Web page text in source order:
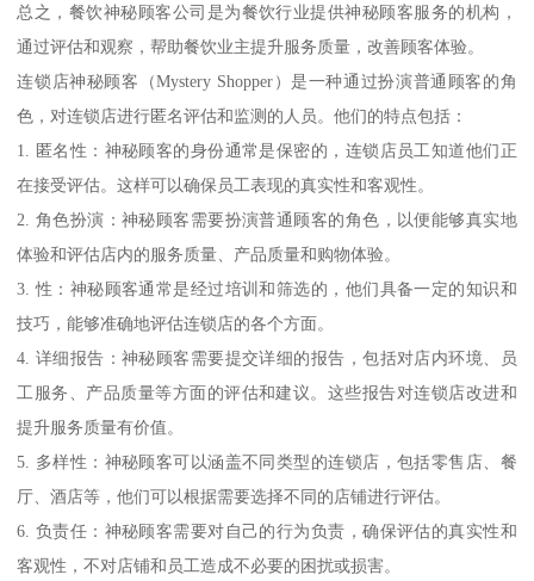
总之，餐饮神秘顾客公司是为餐饮行业提供神秘顾客服务的机构，
通过评估和观察，帮助餐饮业主提升服务质量，改善顾客体验。
连锁店神秘顾客（Mystery Shopper）是一种通过扮演普通顾客的角
色，对连锁店进行匿名评估和监测的人员。他们的特点包括：
1. 匿名性：神秘顾客的身份通常是保密的，连锁店员工知道他们正
在接受评估。这样可以确保员工表现的真实性和客观性。
2. 角色扮演：神秘顾客需要扮演普通顾客的角色，以便能够真实地
体验和评估店内的服务质量、产品质量和购物体验。
3. 性：神秘顾客通常是经过培训和筛选的，他们具备一定的知识和
技巧，能够准确地评估连锁店的各个方面。
4. 详细报告：神秘顾客需要提交详细的报告，包括对店内环境、员
工服务、产品质量等方面的评估和建议。这些报告对连锁店改进和
提升服务质量有价值。
5. 多样性：神秘顾客可以涵盖不同类型的连锁店，包括零售店、餐
厅、酒店等，他们可以根据需要选择不同的店铺进行评估。
6. 负责任：神秘顾客需要对自己的行为负责，确保评估的真实性和
客观性，不对店铺和员工造成不必要的困扰或损害。